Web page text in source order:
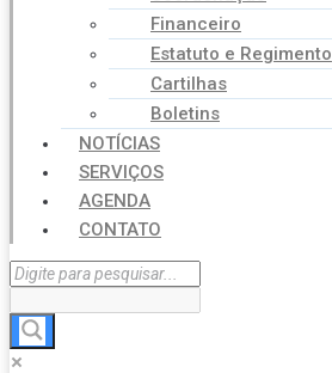
Financeiro
Estatuto e Regimento
Cartilhas
Boletins
NOTÍCIAS
SERVIÇOS
AGENDA
CONTATO